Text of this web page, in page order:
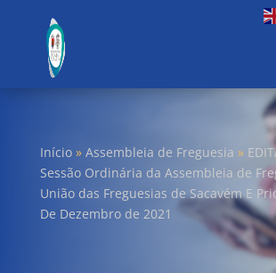
Início» Assembleia de Freguesia »
Sessão Ordinária da Assembleia de
União das Freguesias de Sacavém E
De Dezembro de 2021